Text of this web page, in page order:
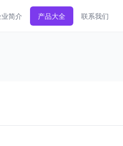
业简介 产品大全 联系我们